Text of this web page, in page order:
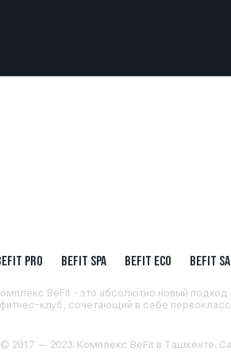
PRO BEFIT SPA BEFIT ECO BEFIT
BeFit - это абсолютно новый подход
клуб, сочетающий в себе
2017 — 2023. Комплекс BeFit в Ташкенте.